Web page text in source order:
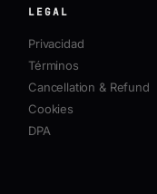
LEGAL
Privacidad
Términos
Cancellation & Refund
Cookies
DPA